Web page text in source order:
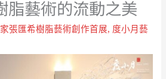
脂藝術的流動之美
張匯希樹脂藝術創作首展, 度小月藝